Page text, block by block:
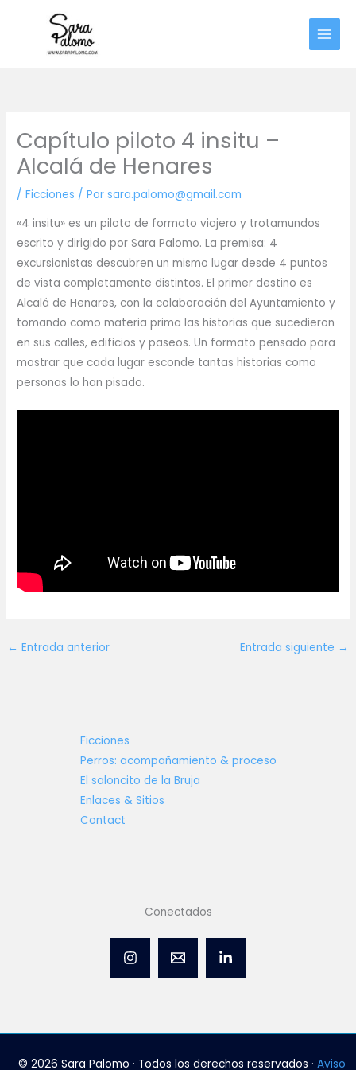
contenido
Capítulo piloto 4 insitu –
Alcalá de Henares
/Ficciones / Porsara.palomo@gmail.com
«4 insitu» es un piloto de formato viajero y trotamundos
escrito y dirigido por Sara Palomo. La premisa: 4
excursionistas descubren un mismo lugar desde 4 puntos
de vista completamente distintos. El primer destino es
Alcalá de Henares, con la colaboración del Ayuntamiento y
tomando como materia prima las historias que sucedieron
en sus calles, edificios y paseos. Un formato pensado para
mostrar que cada lugar esconde tantas historias como
personas lo han pisado.
← Entrada anterior Entrada siguiente →
Ficciones
Perros: acompañamiento & proceso
El saloncito de la Bruja
Enlaces & Sitios
Contact
Conectados
© 2026 Sara Palomo · Todos los derechos reservados · Aviso